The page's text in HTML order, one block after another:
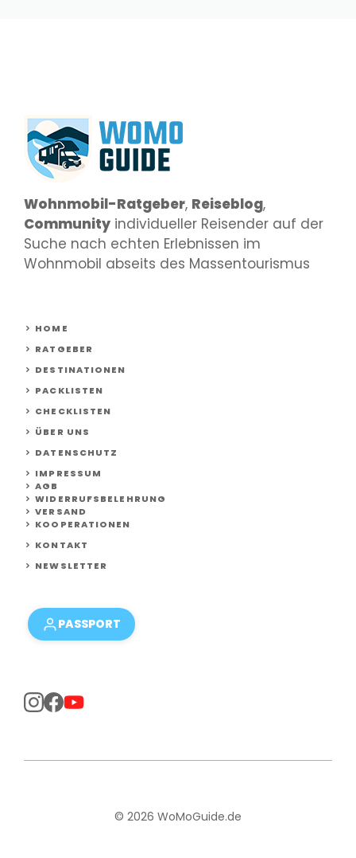
Wohnmobil-Ratgeber, Reiseblog,
Community individueller Reisender auf der
Suche nach echten Erlebnissen im
Wohnmobil abseits des Massentourismus
HOME
RATGEBER
DESTINATIONEN
PACKLISTEN
CHECKLISTEN
ÜBER UNS
DATENSCHUTZ
IMPRESSUM
AGB
WIDERRUFSBELEHRUNG
VERSAND
KOOPERATIONEN
KONTAKT
NEWSLETTER
PASSPORT
© 2026 WoMoGuide.de